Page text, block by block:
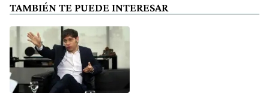
TAMBIÉN TE PUEDE INTERESAR